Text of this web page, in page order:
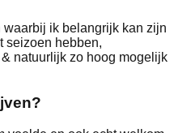
ik belangrijk kan zijn
seizoen hebben,
natuurlijk zo hoog mogelijk